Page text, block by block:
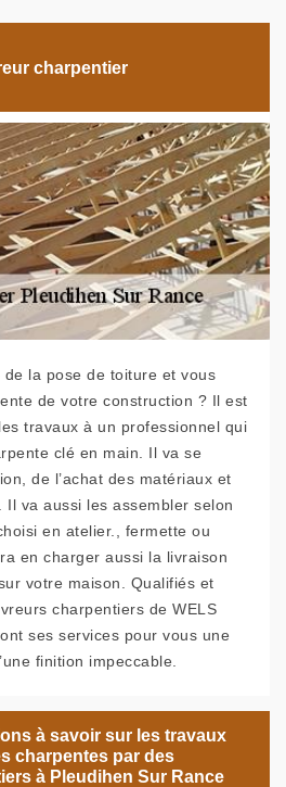
charpentier
la pose de toiture et vous
de votre construction ? Il est
travaux à un professionnel qui
clé en main. Il va se
de l’achat des matériaux et
Il va aussi les assembler selon
en atelier., fermette ou
en charger aussi la livraison
votre maison. Qualifiés et
charpentiers de WELS
ses services pour vous une
finition impeccable.
à savoir sur les travaux
charpentes par des
à Pleudihen Sur Rance